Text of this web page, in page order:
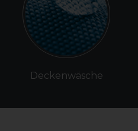
Deckenwäsche